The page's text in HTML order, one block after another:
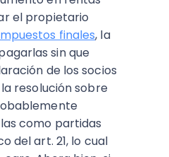
el propietario
finales, la
sin que
de los socios
resolución sobre
como partidas
del art. 21, lo cual